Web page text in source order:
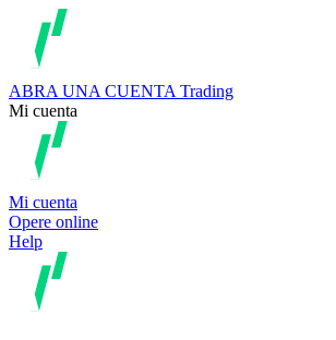
ABRA UNA CUENTA Trading
Mi cuenta
Mi cuenta
Opere online
Help